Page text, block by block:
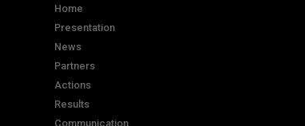
Home
Presentation
News
Partners
Actions
Results
Communication